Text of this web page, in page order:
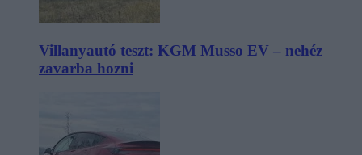
Villanyautó teszt: KGM Musso EV – nehéz
zavarba hozni